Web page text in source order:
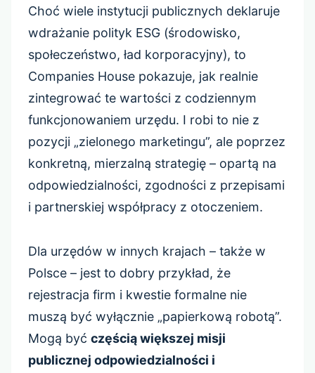
Choć wiele instytucji publicznych deklaruje
wdrażanie polityk ESG (środowisko,
społeczeństwo, ład korporacyjny), to
Companies House pokazuje, jak realnie
zintegrować te wartości z codziennym
funkcjonowaniem urzędu. I robi to nie z
pozycji „zielonego marketingu”, ale poprzez
konkretną, mierzalną strategię – opartą na
odpowiedzialności, zgodności z przepisami
i partnerskiej współpracy z otoczeniem.
Dla urzędów w innych krajach – także w
Polsce – jest to dobry przykład, że
rejestracja firm i kwestie formalne nie
muszą być wyłącznie „papierkową robotą”.
Mogą być częścią większej misji
publicznej odpowiedzialności i